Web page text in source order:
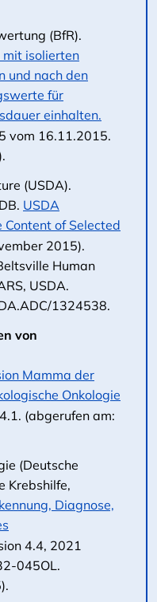
(BfR).
isolierten
und nach den
für
einhalten.
vom 16.11.2015.
(USDA).
USDA
of Selected
2015).
Human
USDA.
1324538.
von
Mamma der
Onkologie
(abgerufen am:
(Deutsche
Krebshilfe,
Diagnose,
4.4, 2021
045OL.